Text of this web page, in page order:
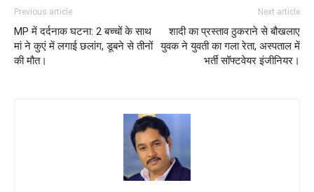
Previous article
MP में दर्दनाक घटना: 2 बच्चों के साथ
मां ने कुएं में लगाई छलांग, डूबने से तीनों
की मौत।
Next article
शादी का प्रस्ताव ठुकराने से बौखलाए
युवक ने युवती का गला रेता, अस्पताल में
भर्ती सॉफ्टवेयर इंजीनियर।